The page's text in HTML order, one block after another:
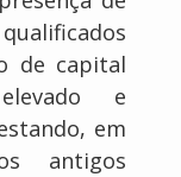
de capital
e
em
antigos